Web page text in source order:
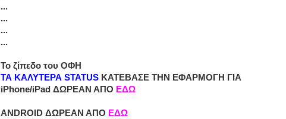
...
...
...
...
Το ζίπεδο του ΟΦΗ
ΤΑ ΚΑΛΥΤΕΡΑ STATUS ΚΑΤΕΒΑΣΕ ΤΗΝ ΕΦΑΡΜΟΓΗ ΓΙΑ
iPhone/iPad ΔΩΡΕΑΝ ΑΠΟ ΕΔΩ
ANDROID ΔΩΡΕΑΝ ΑΠΟ ΕΔΩ